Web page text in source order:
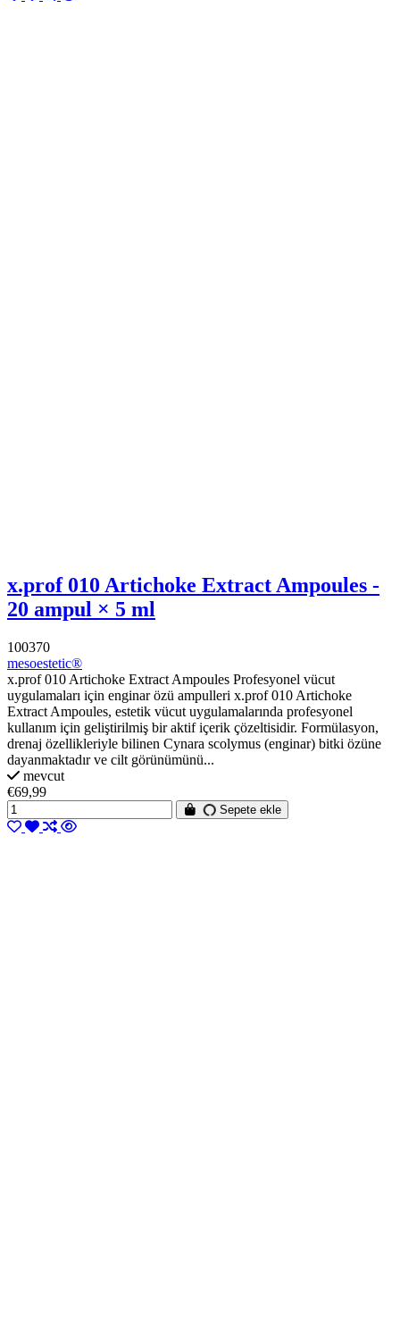
x.prof 010 Artichoke Extract Ampoules -
20 ampul × 5 ml
100370
mesoestetic®
x.prof 010 Artichoke Extract Ampoules Profesyonel vücut
uygulamaları için enginar özü ampulleri x.prof 010 Artichoke
Extract Ampoules, estetik vücut uygulamalarında profesyonel
kullanım için geliştirilmiş bir aktif içerik çözeltisidir. Formülasyon,
drenaj özellikleriyle bilinen Cynara scolymus (enginar) bitki özüne
dayanmaktadır ve cilt görünümünü...
mevcut
€69,99
Sepete ekle